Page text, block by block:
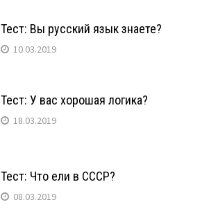
Тест: Вы русский язык знаете?
10.03.2019
Тест: У вас хорошая логика?
18.03.2019
Тест: Что ели в СССР?
08.03.2019